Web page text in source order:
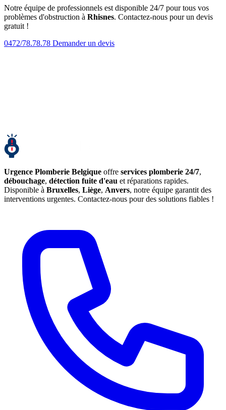
Notre équipe de professionnels est disponible 24/7 pour tous vos
problèmes d'obstruction à Rhisnes. Contactez-nous pour un devis
gratuit !
0472/78.78.78 Demander un devis
Urgence Plomberie Belgique offre services plomberie 24/7,
débouchage, détection fuite d'eau et réparations rapides.
Disponible à Bruxelles, Liège, Anvers, notre équipe garantit des
interventions urgentes. Contactez-nous pour des solutions fiables !